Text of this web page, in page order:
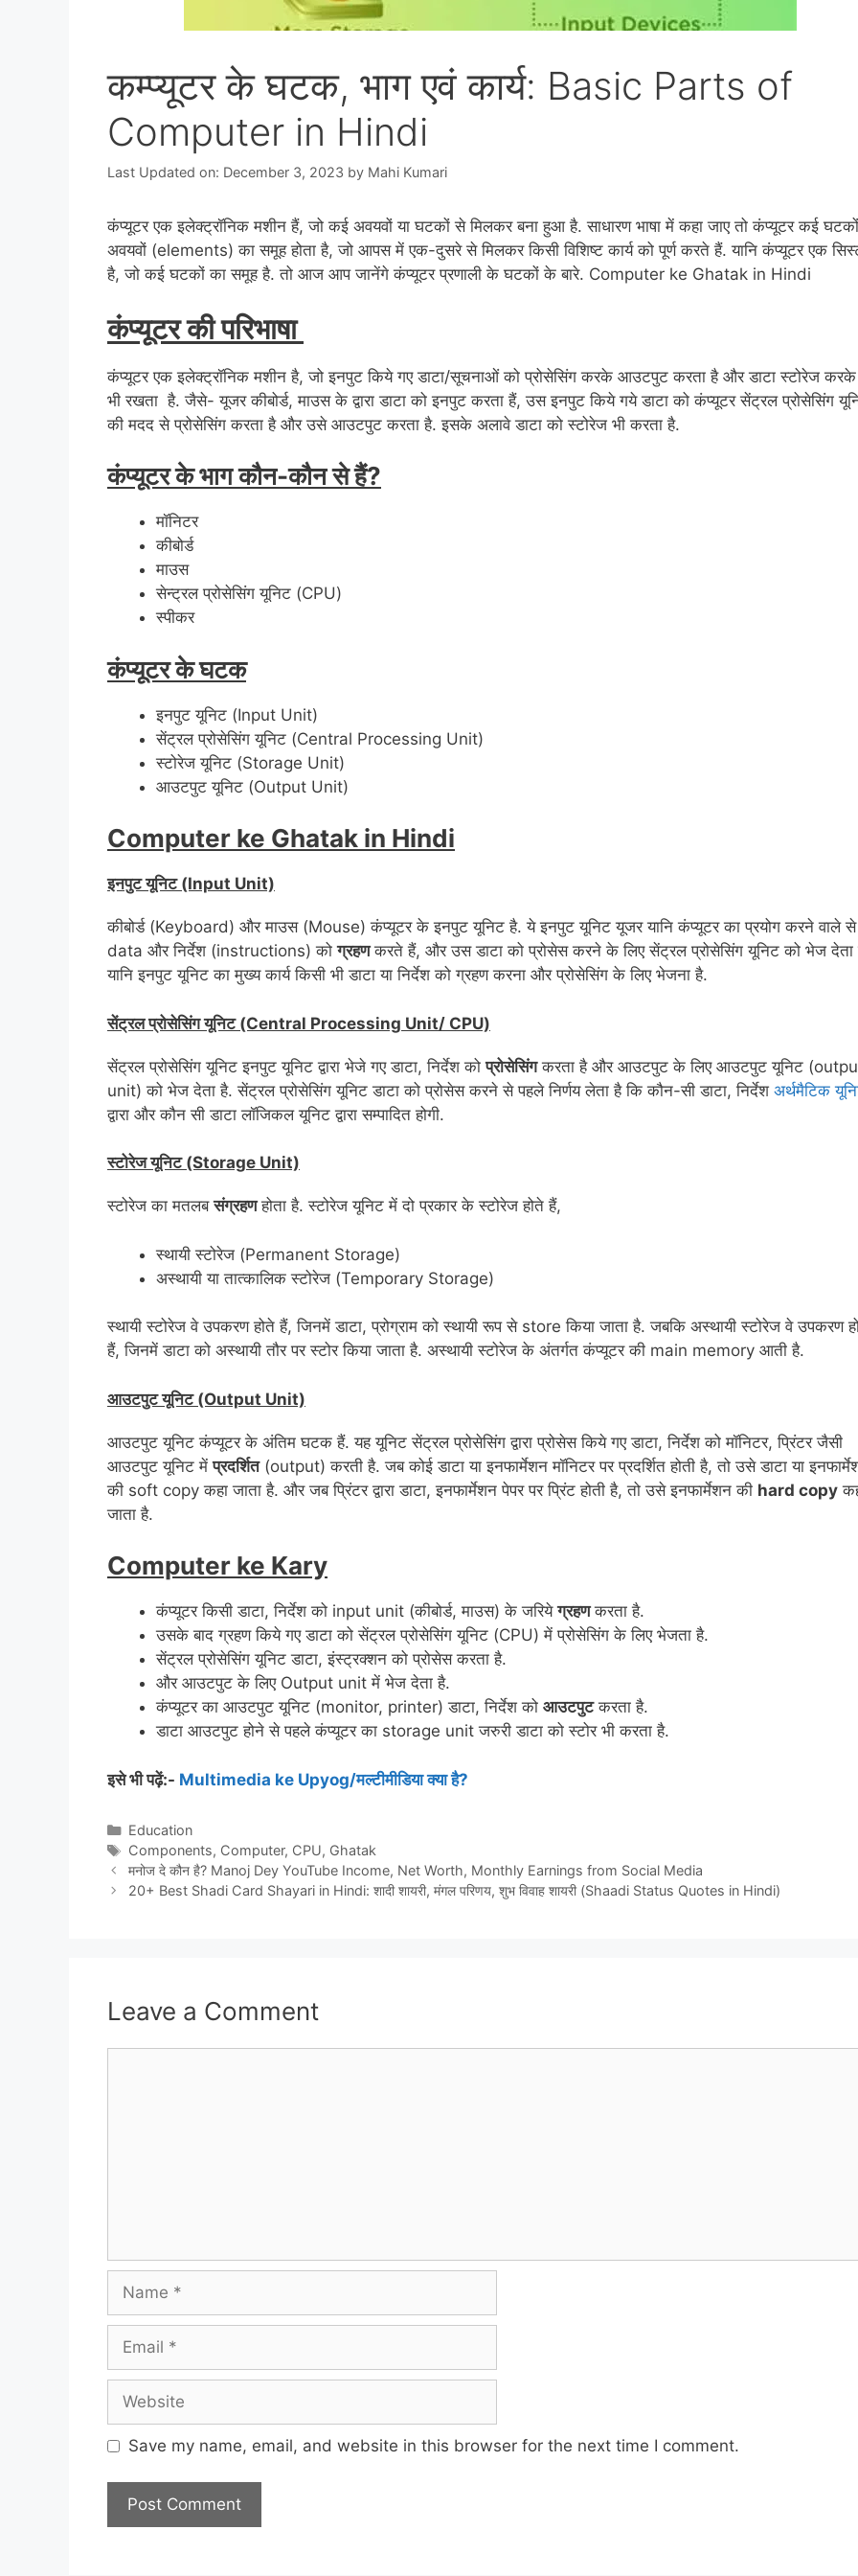
कम्प्यूटर के घटक, भाग एवं कार्य: Basic Parts of
Computer in Hindi
Last Updated on: December 3, 2023 by Mahi Kumari
कंप्यूटर एक इलेक्ट्रॉनिक मशीन हैं, जो कई अवयवों या घटकों से मिलकर बना हुआ है. साधारण भाषा में कहा जाए तो कंप्यूटर कई
अवयवों (elements) का समूह होता है, जो आपस में एक-दुसरे से मिलकर किसी विशिष्ट कार्य को पूर्ण करते हैं. यानि कंप्यूटर एक
है, जो कई घटकों का समूह है. तो आज आप जानेंगे कंप्यूटर प्रणाली के घटकों के बारे. Computer ke Ghatak in Hindi
कंप्यूटर की परिभाषा
कंप्यूटर एक इलेक्ट्रॉनिक मशीन है, जो इनपुट किये गए डाटा/सूचनाओं को प्रोसेसिंग करके आउटपुट करता है और डाटा स्टोरेज करके
भी रखता है. जैसे- यूजर कीबोर्ड, माउस के द्वारा डाटा को इनपुट करता हैं, उस इनपुट किये गये डाटा को कंप्यूटर सेंट्रल प्रोसेसिंग
की मदद से प्रोसेसिंग करता है और उसे आउटपुट करता है. इसके अलावे डाटा को स्टोरेज भी करता है.
कंप्यूटर के भाग कौन-कौन से हैं?
मॉनिटर
कीबोर्ड
माउस
सेन्ट्रल प्रोसेसिंग यूनिट (CPU)
स्पीकर
कंप्यूटर के घटक
इनपुट यूनिट (Input Unit)
सेंट्रल प्रोसेसिंग यूनिट (Central Processing Unit)
स्टोरेज यूनिट (Storage Unit)
आउटपुट यूनिट (Output Unit)
Computer ke Ghatak in Hindi
इनपुट यूनिट (Input Unit)
कीबोर्ड (Keyboard) और माउस (Mouse) कंप्यूटर के इनपुट यूनिट है. ये इनपुट यूनिट यूजर यानि कंप्यूटर का प्रयोग करने वाले से
data और निर्देश (instructions) कोग्रहणकरते हैं, और उस डाटा को प्रोसेस करने के लिए सेंट्रल प्रोसेसिंग यूनिट को भेज देता
यानि इनपुट यूनिट का मुख्य कार्य किसी भी डाटा या निर्देश को ग्रहण करना और प्रोसेसिंग के लिए भेजना है.
सेंट्रल प्रोसेसिंग यूनिट (Central Processing Unit/ CPU)
सेंट्रल प्रोसेसिंग यूनिट इनपुट यूनिट द्वारा भेजे गए डाटा, निर्देश कोप्रोसेसिंगकरता है और आउटपुट के लिए आउटपुट यूनिट
unit) को भेज देता है. सेंट्रल प्रोसेसिंग यूनिट डाटा को प्रोसेस करने से पहले निर्णय लेता है कि कौन-सी डाटा, निर्देश अर्थमैटिक
द्वारा और कौन सी डाटा लॉजिकल यूनिट द्वारा सम्पादित होगी.
स्टोरेज यूनिट (Storage Unit)
स्टोरेज का मतलबसंग्रहणहोता है. स्टोरेज यूनिट में दो प्रकार के स्टोरेज होते हैं,
स्थायी स्टोरेज (Permanent Storage)
अस्थायी या तात्कालिक स्टोरेज (Temporary Storage)
स्थायी स्टोरेज वे उपकरण होते हैं, जिनमें डाटा, प्रोग्राम को स्थायी रूप से store किया जाता है. जबकि अस्थायी स्टोरेज वे उपकरण
हैं, जिनमें डाटा को अस्थायी तौर पर स्टोर किया जाता है. अस्थायी स्टोरेज के अंतर्गत कंप्यूटर की main memory आती है.
आउटपुट यूनिट (Output Unit)
आउटपुट यूनिट कंप्यूटर के अंतिम घटक हैं. यह यूनिट सेंट्रल प्रोसेसिंग द्वारा प्रोसेस किये गए डाटा, निर्देश को मॉनिटर, प्रिंटर जैसी
आउटपुट यूनिट मेंप्रदर्शित(output) करती है. जब कोई डाटा या इनफार्मेशन मॉनिटर पर प्रदर्शित होती है, तो उसे डाटा या
की soft copy कहा जाता है. और जब प्रिंटर द्वारा डाटा, इनफार्मेशन पेपर पर प्रिंट होती है, तो उसे इनफार्मेशन की hard copy
जाता है.
Computer ke Kary
कंप्यूटर किसी डाटा, निर्देश को input unit (कीबोर्ड, माउस) के जरियेग्रहणकरता है.
उसके बाद ग्रहण किये गए डाटा को सेंट्रल प्रोसेसिंग यूनिट (CPU) में प्रोसेसिंग के लिए भेजता है.
सेंट्रल प्रोसेसिंग यूनिट डाटा, इंस्ट्रक्शन को प्रोसेस करता है.
और आउटपुट के लिए Output unit में भेज देता है.
कंप्यूटर का आउटपुट यूनिट (monitor, printer) डाटा, निर्देश को आउटपुटकरता है.
डाटा आउटपुट होने से पहले कंप्यूटर का storage unit जरुरी डाटा को स्टोर भी करता है.
इसे भी पढ़ें:- Multimedia ke Upyog/मल्टीमीडिया क्या है?
Categories
Education
Tags
Components, Computer, CPU, Ghatak
मनोज दे कौन है? Manoj Dey YouTube Income, Net Worth, Monthly Earnings from Social Media
20+ Best Shadi Card Shayari in Hindi: शादी शायरी, मंगल परिणय, शुभ विवाह शायरी (Shaadi Status Quotes in Hindi)
Leave a Comment
Save my name, email, and website in this browser for the next time I comment.